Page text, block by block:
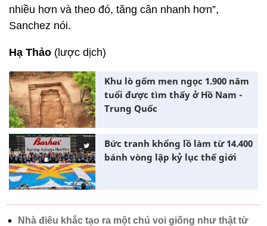
nhiều hơn và theo đó, tăng cân nhanh hơn”,
Sanchez nói.
Hạ Thảo (lược dịch)
Khu lò gốm men ngọc 1.900 năm
tuổi được tìm thấy ở Hồ Nam -
Trung Quốc
Bức tranh khổng lồ làm từ 14.400
bánh vòng lập kỷ lục thế giới
Nhà điêu khắc tạo ra một chú voi giống như thật từ